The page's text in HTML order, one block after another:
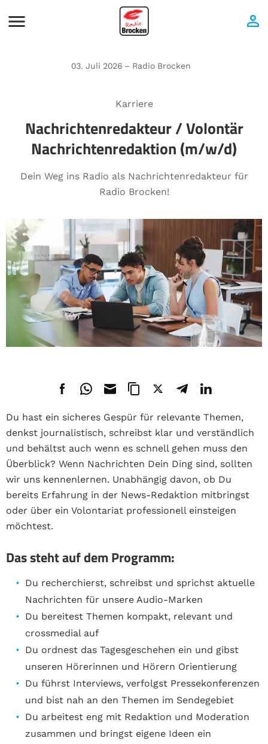
03. Juli 2026 – Radio Brocken
Karriere
Nachrichtenredakteur / Volontär
Nachrichtenredaktion (m/w/d)
Dein Weg ins Radio als Nachrichtenredakteur für
Radio Brocken!
Du hast ein sicheres Gespür für relevante Themen,
denkst journalistisch, schreibst klar und verständlich
und behältst auch wenn es schnell gehen muss den
Überblick? Wenn Nachrichten Dein Ding sind, sollten
wir uns kennenlernen. Unabhängig davon, ob Du
bereits Erfahrung in der News-Redaktion mitbringst
oder über ein Volontariat professionell einsteigen
möchtest.
Das steht auf dem Programm:
Du recherchierst, schreibst und sprichst aktuelle
Nachrichten für unsere Audio-Marken
Du bereitest Themen kompakt, relevant und
crossmedial auf
Du ordnest das Tagesgeschehen ein und gibst
unseren Hörerinnen und Hörern Orientierung
Du führst Interviews, verfolgst Pressekonferenzen
und bist nah an den Themen im Sendegebiet
Du arbeitest eng mit Redaktion und Moderation
zusammen und bringst eigene Ideen ein